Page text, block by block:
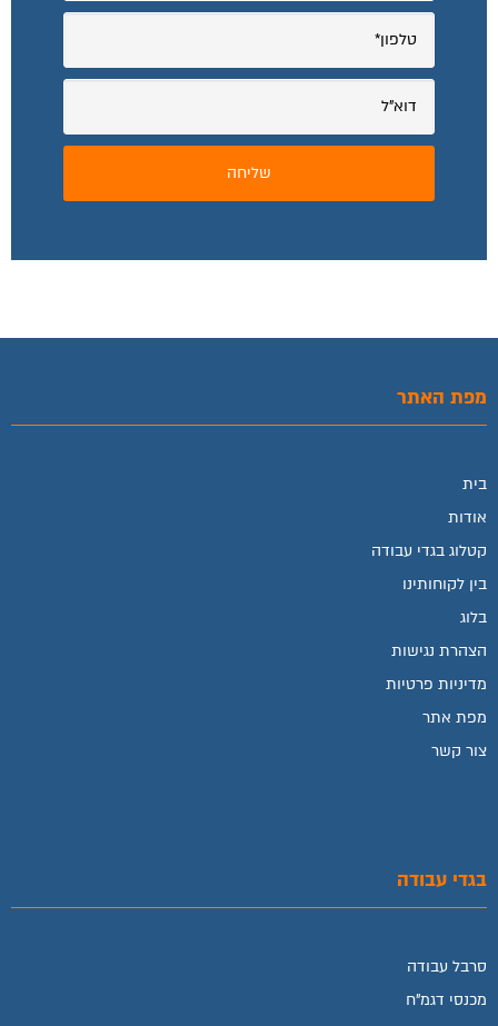
מפת האתר
בית
אודות
קטלוג בגדי עבודה
בין לקוחותינו
בלוג
הצהרת נגישות
מדיניות פרטיות
מפת אתר
צור קשר
בגדי עבודה
סרבל עבודה
מכנסי דגמ"ח